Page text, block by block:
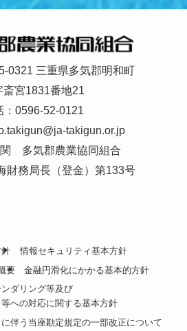
0321 三重県多気郡明和町
斎宮1831番地21
：0596-52-0121
takigun.or.jp
多気郡農業協同組合
務局長（登金）第133号
情報セキュリティ基本方針
要
金融円滑化にかかる基本的方針
ダリング等及び
への対応に関する基本方針
伴う当座勘定規定の一部改正について